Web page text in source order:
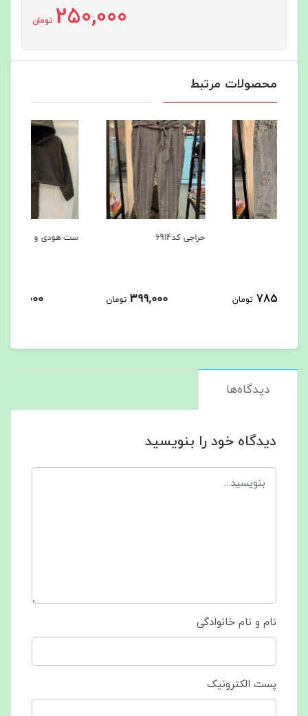
250,000 تومان
محصولات مرتبط
ست هودی و شلوار کد6869
تومان
دیدگاه‌ها
دیدگاه خود را بنویسید
نام و نام خانوادگی
پست الکترونیک